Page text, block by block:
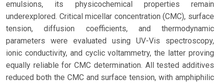
emulsions, its physicochemical properties remain
underexplored. Critical micellar concentration (CMC), surface
tension, diffusion coefficients, and thermodynamic
parameters were evaluated using UV-Vis spectroscopy,
ionic conductivity, and cyclic voltammetry, the latter proving
equally reliable for CMC determination. All tested additives
reduced both the CMC and surface tension, with amphiphilic